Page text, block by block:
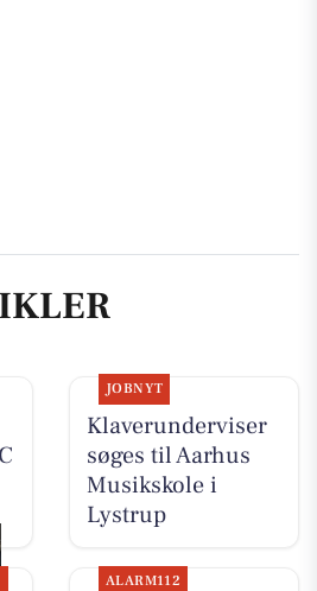
JOBNYT
Klaverunderviser
søges til Aarhus
Musikskole i
Lystrup
ALARM112